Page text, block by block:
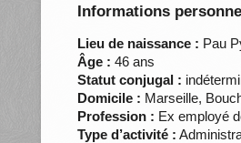
Informations
Lieu de naissance : Pau
Âge : 46 ans
Statut conjugal :
Domicile : Marseille,
Profession : Ex employé
Type d’activité :